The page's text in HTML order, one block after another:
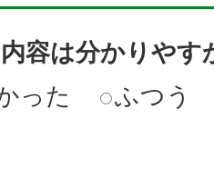
容は分かりやす
った
ふつう